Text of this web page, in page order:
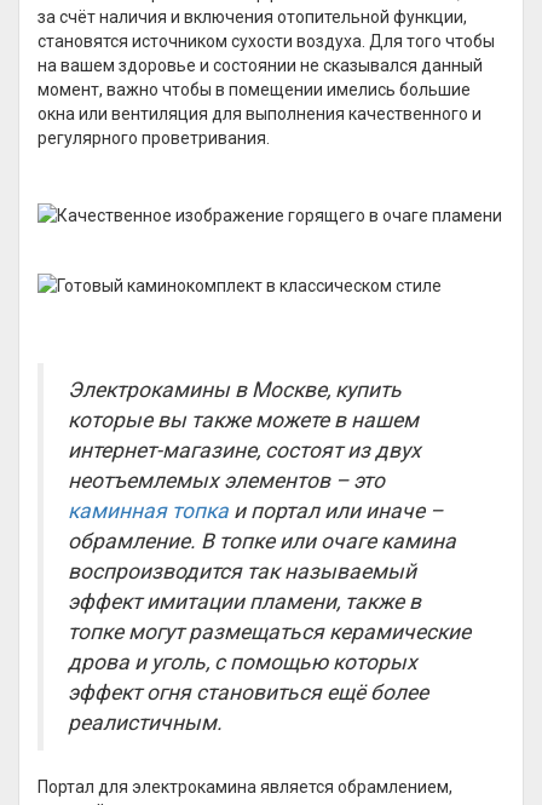
за счёт наличия и включения отопительной функции,
становятся источником сухости воздуха. Для того чтобы
на вашем здоровье и состоянии не сказывался данный
момент, важно чтобы в помещении имелись большие
окна или вентиляция для выполнения качественного и
регулярного проветривания.
Электрокамины в Москве, купить
которые вы также можете в нашем
интернет-магазине, состоят из двух
неотъемлемых элементов – это
каминная топка и портал или иначе –
обрамление. В топке или очаге камина
воспроизводится так называемый
эффект имитации пламени, также в
топке могут размещаться керамические
дрова и уголь, с помощью которых
эффект огня становиться ещё более
реалистичным.
Портал для электрокамина является обрамлением,